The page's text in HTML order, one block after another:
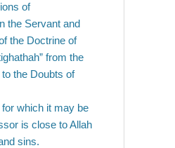
of
the Servant and
the Doctrine of
from the
the Doubts of
which it may be
is close to Allah
sins.